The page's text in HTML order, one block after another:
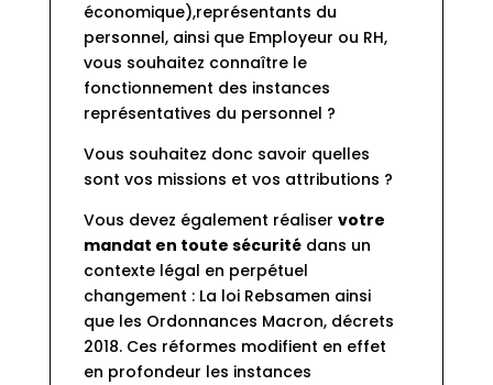
économique),représentants du
personnel, ainsi que Employeur ou RH,
vous souhaitez connaître le
fonctionnement des instances
représentatives du personnel ?
Vous souhaitez donc savoir quelles
sont vos missions et vos attributions ?
Vous devez également réaliser votre
mandat en toute sécurité dans un
contexte légal en perpétuel
changement : La loi Rebsamen ainsi
que les Ordonnances Macron, décrets
2018. Ces réformes modifient en effet
en profondeur les instances